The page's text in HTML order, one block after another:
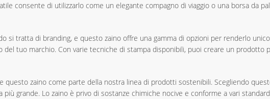
consente di utilizzarlo come un elegante compagno di viaggio o una borsa da
si tratta di branding, e questo zaino offre una gamma di opzioni per renderlo
tuo marchio. Con varie tecniche di stampa disponibili, puoi creare un prodotto
questo zaino come parte della nostra linea di prodotti sostenibili. Scegliendo
grande. Lo zaino è privo di sostanze chimiche nocive e conforme a vari